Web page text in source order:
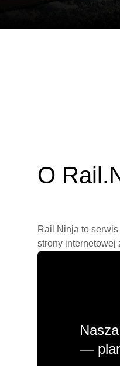
O
Rail Ninja to
strony internetowej
—